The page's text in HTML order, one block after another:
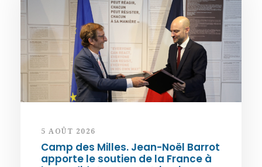
5 AOÛT 2026
Camp des Milles. Jean-Noël Barrot
apporte le soutien de la France à